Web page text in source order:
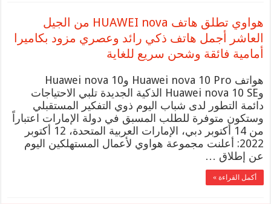
هواوي تطلق هاتف HUAWEI nova من الجيل
العاشر أجمل هاتف ذكي رائد وعصري مزود بكاميرا
أمامية فائقة وشحن سريع للغاية
هواتف Huawei nova 10 Pro وHuawei nova 10
وHuawei nova 10 SE الذكية الجديدة تلبي الاحتياجات
دائمة التطور لدى شباب اليوم ذوي التفكير المستقبلي
وستكون متوفرة للطلب المسبق في دولة الإمارات اعتباراً
من 14 أكتوبر دبي، الإمارات العربية المتحدة، 12 أكتوبر
2022: أعلنت مجموعة هواوي لأعمال المستهلكين اليوم
عن إطلاق …
أكمل القراءة »